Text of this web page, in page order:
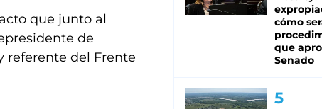
que junto al
de
referente del Frente
cómo
que
Senado